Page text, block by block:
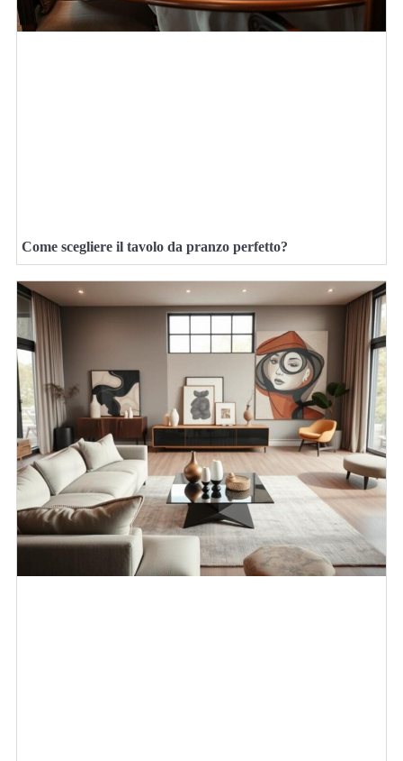
Come scegliere il tavolo da pranzo perfetto?